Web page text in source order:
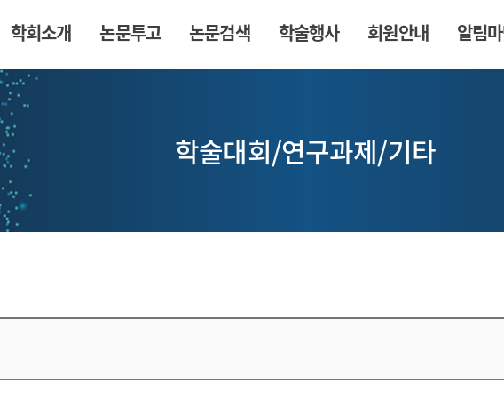
학회소개 논문투고 논문검색 학술행사 회원안내 알림
학술대회/연구과제/기타